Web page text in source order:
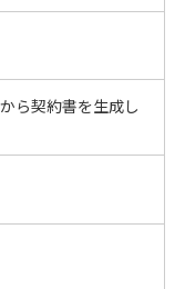
ら契約書を生成し